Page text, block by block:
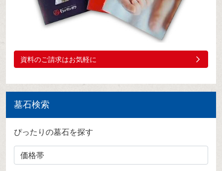
資料のご請求はお気軽に
墓石検索
ぴったりの墓石を探す